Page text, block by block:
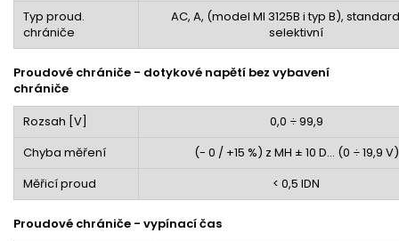
Typ proud.
chrániče
AC, A, (model MI 3125B i typ B),
selektivní
Proudové chrániče - dotykové napětí bez vybavení
chrániče
Rozsah [V]
0,0 ÷ 99,9
Chyba měření
(- 0 / +15 %) z MH ± 10 D... (0 ÷ 19,9 V)
Měřicí proud
< 0,5 IDN
Proudové chrániče - vypínací čas